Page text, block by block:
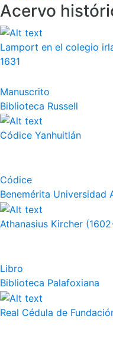
Acervo
Lamport en el colegio
1631
Manuscrito
Biblioteca Russell
Códice Yanhuitlán
Códice
Benemérita Universidad
Athanasius Kircher
Libro
Biblioteca Palafoxiana
Real Cédula de